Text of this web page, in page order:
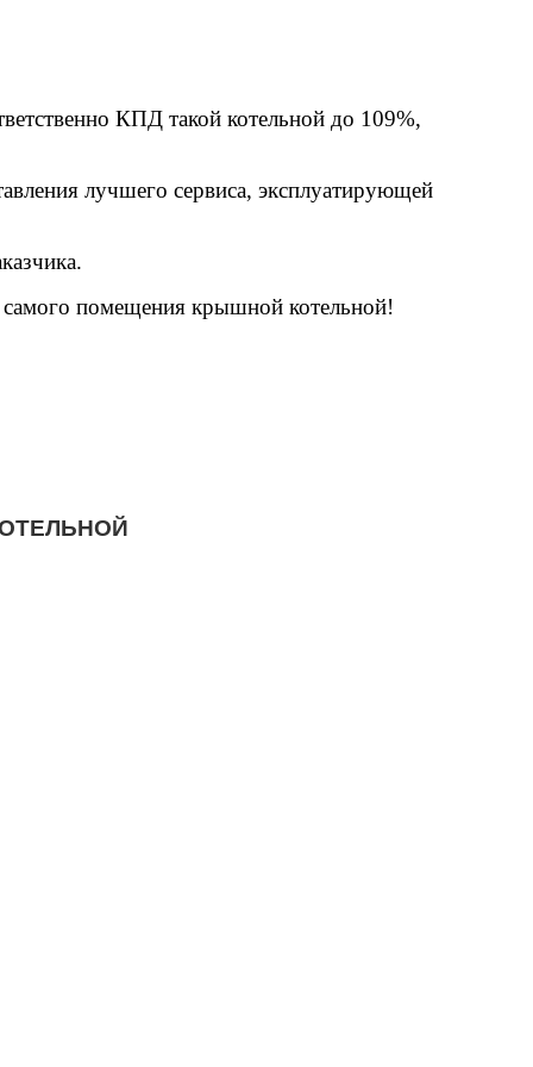
КПД такой котельной до 109%,
лучшего сервиса, эксплуатирующей
помещения крышной котельной!